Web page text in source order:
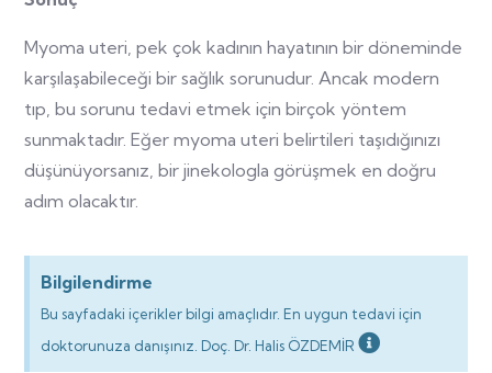
Myoma uteri, pek çok kadının hayatının bir döneminde
karşılaşabileceği bir sağlık sorunudur. Ancak modern
tıp, bu sorunu tedavi etmek için birçok yöntem
sunmaktadır. Eğer myoma uteri belirtileri taşıdığınızı
düşünüyorsanız, bir jinekologla görüşmek en doğru
adım olacaktır.
Bilgilendirme
Bu sayfadaki içerikler bilgi amaçlıdır. En uygun tedavi için
doktorunuza danışınız. Doç. Dr. Halis ÖZDEMİR